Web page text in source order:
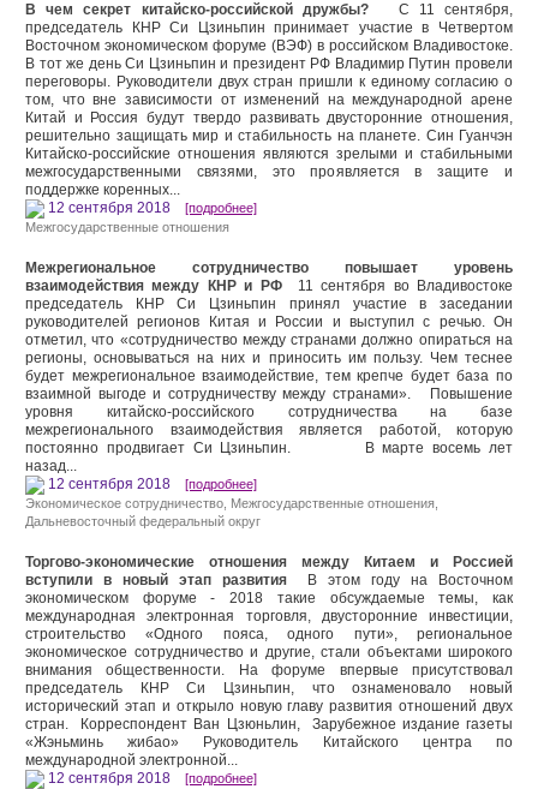
В чем секрет китайско-российской дружбы?
С 11 сентября,
председатель КНР Си Цзиньпин принимает участие в Четвертом
Восточном экономическом форуме (ВЭФ) в российском Владивостоке.
В тот же день Си Цзиньпин и президент РФ Владимир Путин провели
переговоры. Руководители двух стран пришли к единому согласию о
том, что вне зависимости от изменений на международной арене
Китай и Россия будут твердо развивать двусторонние отношения,
решительно защищать мир и стабильность на планете. Син Гуанчэн
Китайско-российские отношения являются зрелыми и стабильными
межгосударственными связями, это проявляется в защите и
поддержке коренных...
12 сентября 2018 [подробнее]
Межгосударственные отношения
Межрегиональное сотрудничество повышает уровень
взаимодействия между КНР и РФ11 сентября во Владивостоке
председатель КНР Си Цзиньпин принял участие в заседании
руководителей регионов Китая и России и выступил с речью. Он
отметил, что «сотрудничество между странами должно опираться на
регионы, основываться на них и приносить им пользу. Чем теснее
будет межрегиональное взаимодействие, тем крепче будет база по
взаимной выгоде и сотрудничеству между странами». Повышение
уровня китайско-российского сотрудничества на базе
межрегионального взаимодействия является работой, которую
постоянно продвигает Си Цзиньпин. В марте восемь лет
назад...
12 сентября 2018 [подробнее]
Экономическое сотрудничество Межгосударственные отношения
Дальневосточный федеральный округ
Торгово-экономические отношения между Китаем и Россией
вступили в новый этап развитияВ этом году на Восточном
экономическом форуме - 2018 такие обсуждаемые темы, как
международная электронная торговля, двусторонние инвестиции,
строительство «Одного пояса, одного пути», региональное
экономическое сотрудничество и другие, стали объектами широкого
внимания общественности. На форуме впервые присутствовал
председатель КНР Си Цзиньпин, что ознаменовало новый
исторический этап и открыло новую главу развития отношений двух
стран. Корреспондент Ван Цзюньлин, Зарубежное издание газеты
«Жэньминь жибао» Руководитель Китайского центра по
международной электронной...
12 сентября 2018 [подробнее]